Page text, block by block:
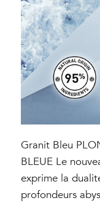
Granit Bleu
BLEUE Le
exprime la
profondeurs